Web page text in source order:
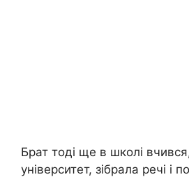
Брат тоді ще в школі
університет, зібрала речі і